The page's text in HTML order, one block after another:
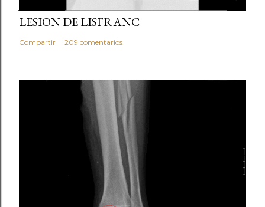
LESION DE LISFRANC
Compartir 209 comentarios